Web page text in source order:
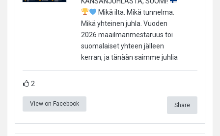
Mikä ilta. Mikä tunnelma.
Mikä yhteinen juhla. Vuoden
2026 maailmanmestaruus toi
suomalaiset yhteen jälleen
kerran, ja tänään saimme juhlia
2
View on Facebook Share